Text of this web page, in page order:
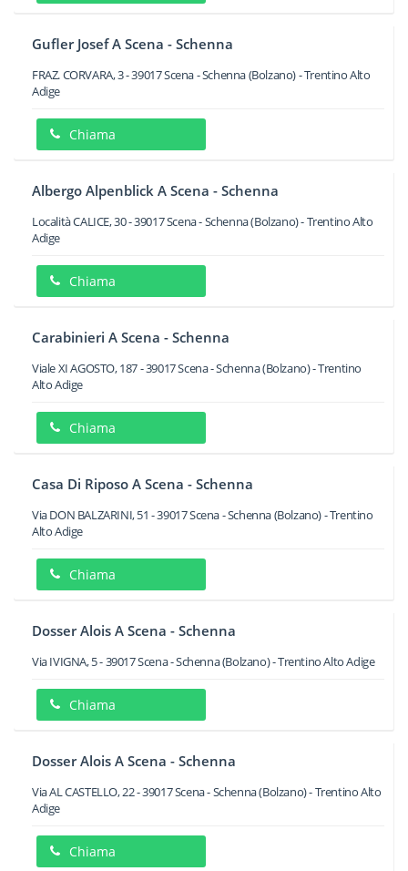
Gufler Josef A Scena - Schenna
FRAZ. CORVARA, 3-39017Scena - Schenna(Bolzano) -Trentino Alto
Adige
Chiama
Albergo Alpenblick A Scena - Schenna
Località CALICE, 30-39017Scena - Schenna(Bolzano) -Trentino Alto
Adige
Chiama
Carabinieri A Scena - Schenna
Viale XI AGOSTO, 187-39017Scena - Schenna(Bolzano) -Trentino
Alto Adige
Chiama
Casa Di Riposo A Scena - Schenna
Via DON BALZARINI, 51 -39017Scena - Schenna(Bolzano) -Trentino
Alto Adige
Chiama
Dosser Alois A Scena - Schenna
Via IVIGNA, 5-39017Scena - Schenna(Bolzano) -Trentino Alto Adige
Chiama
Dosser Alois A Scena - Schenna
Via AL CASTELLO, 22-39017Scena - Schenna(Bolzano) -Trentino Alto
Adige
Chiama